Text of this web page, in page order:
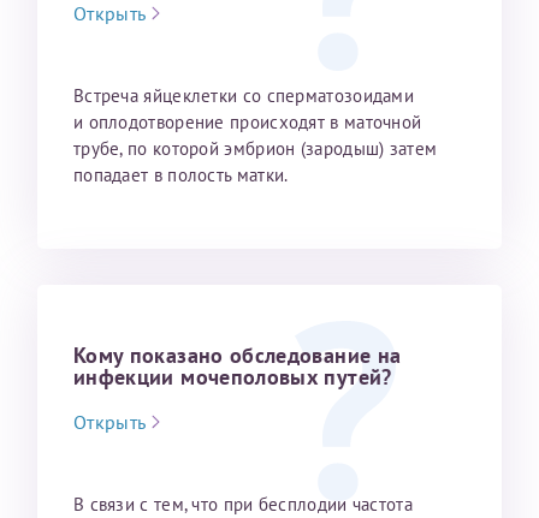
Открыть
Встреча яйцеклетки со сперматозоидами
и оплодотворение происходят в маточной
трубе, по которой эмбрион (заро­дыш) затем
попадает в полость матки.
Кому показано обследование на
инфекции мочеполовых путей?
Открыть
В связи с тем, что при бесплодии частота